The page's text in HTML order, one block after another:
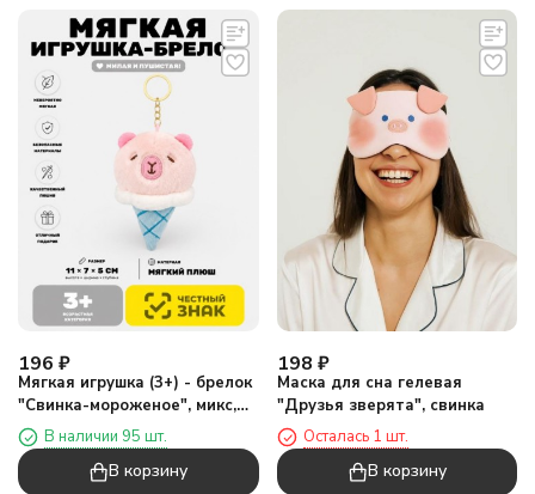
196 ₽
Мягкая игрушка (3+) - брелок
"Свинка-мороженое", микс,
11 смВ наличии 95 шт.
В корзину
198 ₽
Маска для сна гелевая
"Друзья зверята", свинка
Осталась 1 шт.
В корзину